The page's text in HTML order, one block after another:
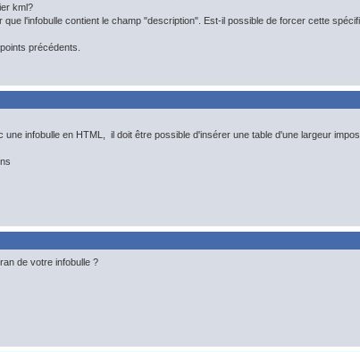
kml?
que l'infobulle contient le champ "description". Est-il possible de forcer cette
précédents.
une infobulle en HTML, il doit être possible d'insérer une table d'une largeur
de votre infobulle ?